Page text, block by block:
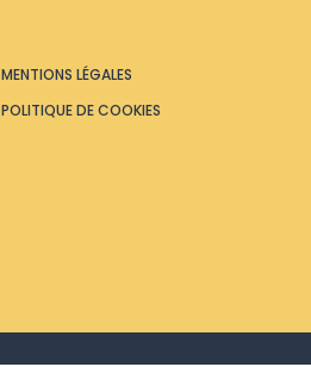
MENTIONS LÉGALES
POLITIQUE DE COOKIES